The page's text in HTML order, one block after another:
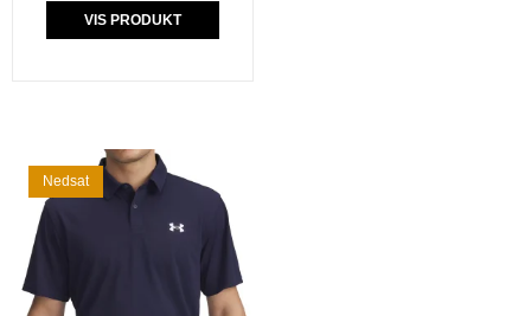
VIS PRODUKT
Nedsat